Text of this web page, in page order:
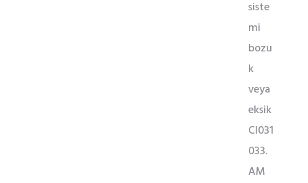
siste
mi
bozu
k
veya
eksik
CI031
033.
AM